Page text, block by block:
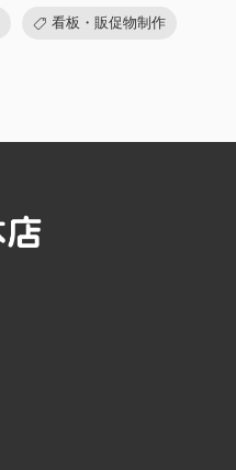
看板・販促物制作